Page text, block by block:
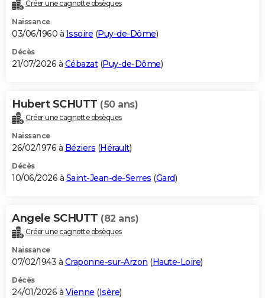
Destinations
City break
Voyage nature
Voyage de noces
Forum
Climat
+PHOTO
GUIDES D'ACHAT
BONS PLANS
Carte de Noël
Carte Bonne année
Carte Saint-Valentin
Carte Pâques
Carte d'anniversaire
DICTIONNAIRE
Dictionnaire
Biographies
Citations
Expressions
Proverbes
PROGRAMME TV
S'inscrire
Se connecter
Lycées
Collèges
Primaires
Universités
Entreprises
Service militaire
Avis de recherche
AVIS DE DÉCÈS
Bricolage
Lifestyle
Culture
Sport
Auto
Television
Voyage
Cinema
Créer une cagnotte obsèques
Naissance
03/06/1960 à Issoire (Puy-de-Dôme)
Décès
21/07/2026 à Cébazat(Puy-de-Dôme)
Hubert SCHUTT (50 ans)
Créer une cagnotte obsèques
Naissance
26/02/1976 à Béziers (Hérault)
Décès
10/06/2026 à Saint-Jean-de-Serres (Gard)
Angele SCHUTT (82 ans)
Créer une cagnotte obsèques
Naissance
07/02/1943 à Craponne-sur-Arzon (Haute-Loire)
Décès
24/01/2026 à Vienne (Isère)